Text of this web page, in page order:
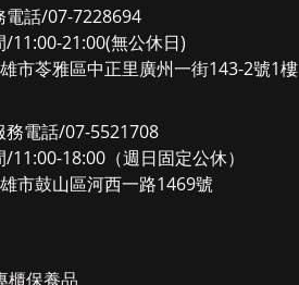
電話/07-7228694
/11:00-21:00(無公休日)
市苓雅區中正里廣州一街143-2號1樓
務電話/07-5521708
11:00-18:00（週日固定公休）
市鼓山區河西一路1469號
櫃保養品